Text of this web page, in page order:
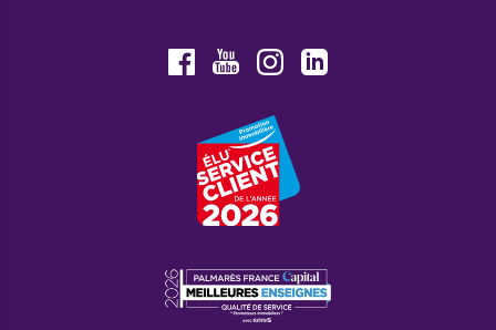
FacebookYoutubeInstagram